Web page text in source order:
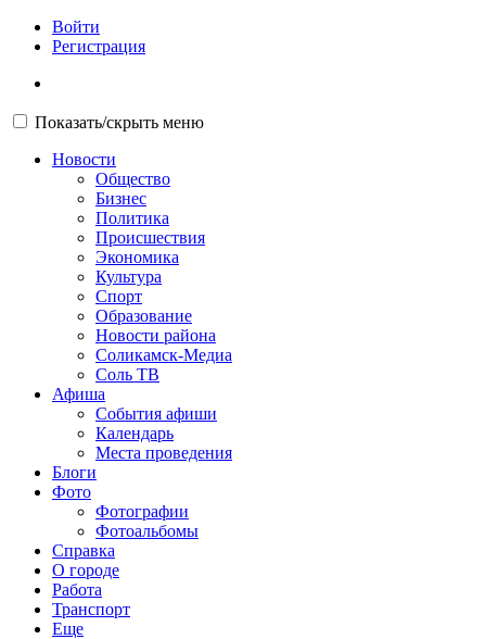
Войти
Регистрация
Показать/скрыть меню
Новости
Общество
Бизнес
Политика
Происшествия
Экономика
Культура
Спорт
Образование
Новости района
Соликамск-Медиа
Соль ТВ
Афиша
События афиши
Календарь
Места проведения
Блоги
Фото
Фотографии
Фотоальбомы
Справка
О городе
Работа
Транспорт
Еще